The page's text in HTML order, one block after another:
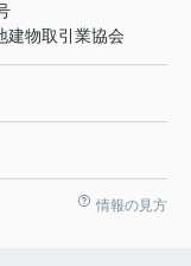
建物取引業協会
情報の見方